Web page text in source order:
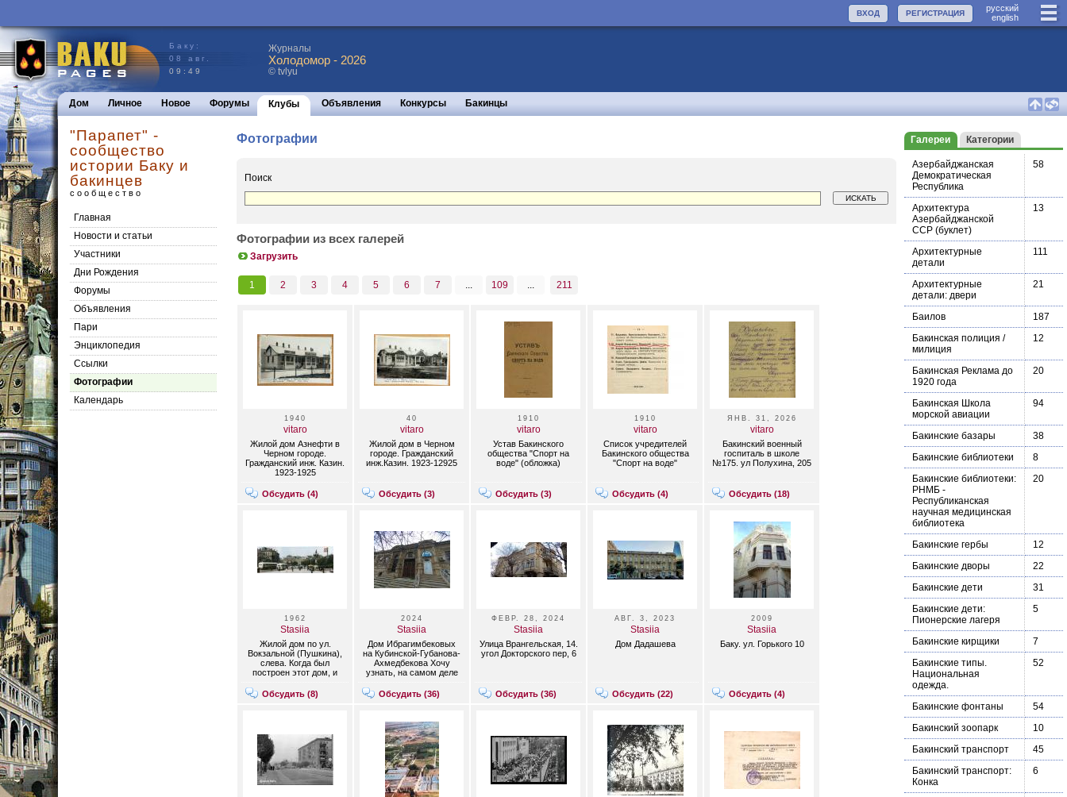
руccкий
english
РЕГИСТРАЦИЯ
ВХОД
Баку:
08 авг.
09:49
Журналы
Холодомор - 2026
© tvlyu
Дом Личное Новое Форумы Клубы Объявления Конкурсы Бакинцы
"Парапет" -
сообщество
истории Баку и
бакинцев
сообщество
Главная
Новости и статьи
Участники
Дни Рождения
Форумы
Объявления
Пари
Энциклопедия
Cсылки
Фотографии
Календарь
Галереи Категории
Азербайджанская
Демократическая
Республика
58
Архитектура
Азербайджанской
ССР (буклет)
13
Архитектурные
детали
111
Архитектурные
детали: двери
21
Баилов
187
Бакинская полиция /
милиция
12
Бакинская Реклама до
1920 года
20
Бакинская Школа
морской авиации
94
Бакинские базары
38
Бакинские библиотеки
8
Бакинские библиотеки:
РНМБ -
Республиканская
научная медицинская
библиотека
20
Бакинские гербы
12
Бакинские дворы
22
Бакинские дети
31
Бакинские дети:
Пионерские лагеря
5
Бакинские кирщики
7
Бакинские типы.
Национальная
одежда.
52
Бакинские фонтаны
54
Бакинский зоопарк
10
Бакинский транспорт
45
Бакинский транспорт:
Конка
6
Фотографии
Поиск
Фотографии из всех галерей
Загрузить
1 2 3 4 5 6 7 ... 109 ... 211
1940
vitaro
Жилой дом Азнефти в
Черном городе.
Гражданский инж. Казин.
1923-1925
Обсудить (4)
40
vitaro
Жилой дом в Черном
городе. Гражданский
инж.Казин. 1923-12925
Обсудить (3)
1910
vitaro
Устав Бакинского
общества "Спорт на
воде" (обложка)
Обсудить (3)
1910
vitaro
Cписок учредителей
Бакинского общества
"Спорт на воде"
Обсудить (4)
ЯНВ. 31, 2026
vitaro
Бакинский военный
госпиталь в школе
№175. ул Полухина, 205
Обсудить (18)
1962
Stasiia
Жилой дом по ул.
Вокзальной (Пушкина),
слева. Когда был
построен этот дом, и
архитектором и
заказчиком
Обсудить (8)
2024
Stasiia
Дом Ибрагимбековых
на Кубинской-Губанова-
Ахмедбекова Хочу
узнать, на самом деле
Ибрагимбековых? В
правочниках нет
Обсудить (36)
ФЕВР. 28, 2024
Stasiia
Улица Врангельская, 14.
угол Докторского пер, 6
Обсудить (36)
АВГ. 3, 2023
Stasiia
Дом Дадашева
Обсудить (22)
2009
Stasiia
Баку. ул. Горького 10
Обсудить (4)